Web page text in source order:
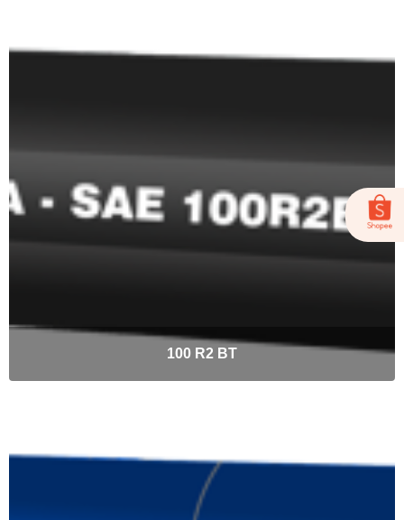
100 R2 BT